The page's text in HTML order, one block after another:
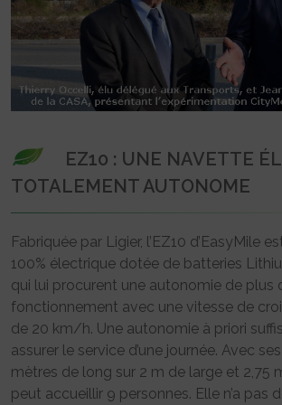
EZ10 : UNE NAVETTE
TOTALEMENT AUTONOME
Fabriquée par Ligier, l’EZ10 d’EasyMile
100% électrique dotée de batteries
qui lui procurent une autonomie de plus
fonctionnement avec une vitesse de
de 20 km/h. Une autonomie à priori
assurer le service d’une journée. Avec
mètres de long sur 2 m de large et 2,75
peut accueillir 9 personnes. Elle n’a pas